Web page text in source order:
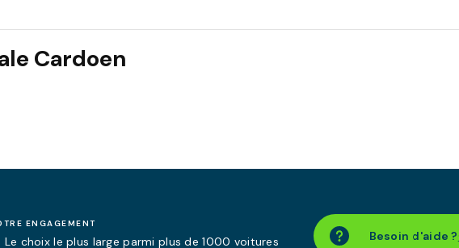
Cardoen
Besoin d'aide ?
ENGAGEMENT
Le choix le plus large parmi plus de 1000 voitures